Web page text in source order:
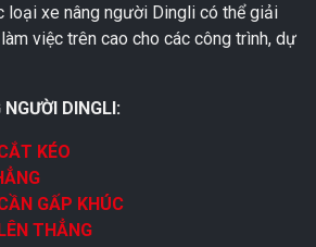
loại xe nâng người Dingli có thể giải
việc trên cao cho các công trình, dự
DINGLI:
KÉO
GẤP KHÚC
THẲNG